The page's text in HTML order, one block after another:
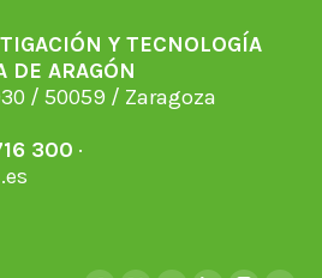
Y TECNOLOGÍA
DE ARAGÓN
/ 50059 / Zaragoza
300 ·